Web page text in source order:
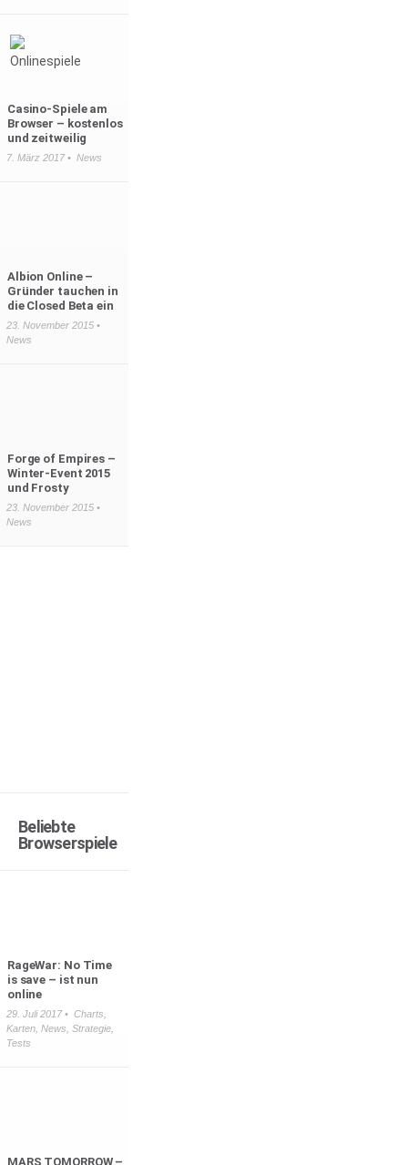
Casino-Spiele am
Browser – kostenlos
und zeitweilig
7. März 2017 • News
Albion Online –
Gründer tauchen in
die Closed Beta ein
23. November 2015 •
News
Forge of Empires –
Winter-Event 2015
und Frosty
23. November 2015 •
News
Beliebte
Browserspiele
RageWar: No Time
is save – ist nun
online
29. Juli 2017 • Charts
Karten, News Strategie,
Tests
MARS TOMORROW –